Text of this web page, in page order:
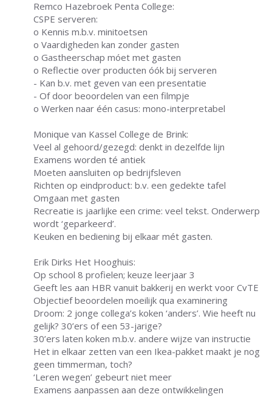
Remco Hazebroek Penta College:
CSPE serveren:
o Kennis m.b.v. minitoetsen
o Vaardigheden kan zonder gasten
o Gastheerschap móet met gasten
o Reflectie over producten óók bij serveren
- Kan b.v. met geven van een presentatie
- Of door beoordelen van een filmpje
o Werken naar één casus: mono-interpretabel
Monique van Kassel College de Brink:
Veel al gehoord/gezegd: denkt in dezelfde lijn
Examens worden té antiek
Moeten aansluiten op bedrijfsleven
Richten op eindproduct: b.v. een gedekte tafel
Omgaan met gasten
Recreatie is jaarlijke een crime: veel tekst. Onderwerp
wordt ‘geparkeerd’.
Keuken en bediening bij elkaar mét gasten.
Erik Dirks Het Hooghuis:
Op school 8 profielen; keuze leerjaar 3
Geeft les aan HBR vanuit bakkerij en werkt voor CvTE
Objectief beoordelen moeilijk qua examinering
Droom: 2 jonge collega’s koken ‘anders’. Wie heeft nu
gelijk? 30’ers of een 53-jarige?
30’ers laten koken m.b.v. andere wijze van instructie
Het in elkaar zetten van een Ikea-pakket maakt je nog
geen timmerman, toch?
‘Leren wegen’ gebeurt niet meer
Examens aanpassen aan deze ontwikkelingen